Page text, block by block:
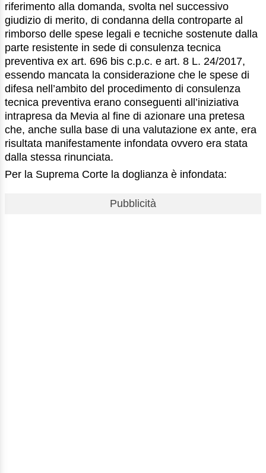
riferimento alla domanda, svolta nel successivo
giudizio di merito, di condanna della controparte al
rimborso delle spese legali e tecniche sostenute dalla
parte resistente in sede di consulenza tecnica
preventiva ex art. 696 bis c.p.c. e art. 8 L. 24/2017,
essendo mancata la considerazione che le spese di
difesa nell’ambito del procedimento di consulenza
tecnica preventiva erano conseguenti all’iniziativa
intrapresa da Mevia al fine di azionare una pretesa
che, anche sulla base di una valutazione ex ante, era
risultata manifestamente infondata ovvero era stata
dalla stessa rinunciata.
Per la Suprema Corte la doglianza è infondata:
Pubblicità